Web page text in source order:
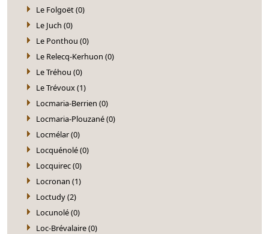
Le Folgoët (0)
Le Juch (0)
Le Ponthou (0)
Le Relecq-Kerhuon (0)
Le Tréhou (0)
Le Trévoux (1)
Locmaria-Berrien (0)
Locmaria-Plouzané (0)
Locmélar (0)
Locquénolé (0)
Locquirec (0)
Locronan (1)
Loctudy (2)
Locunolé (0)
Loc-Brévalaire (0)